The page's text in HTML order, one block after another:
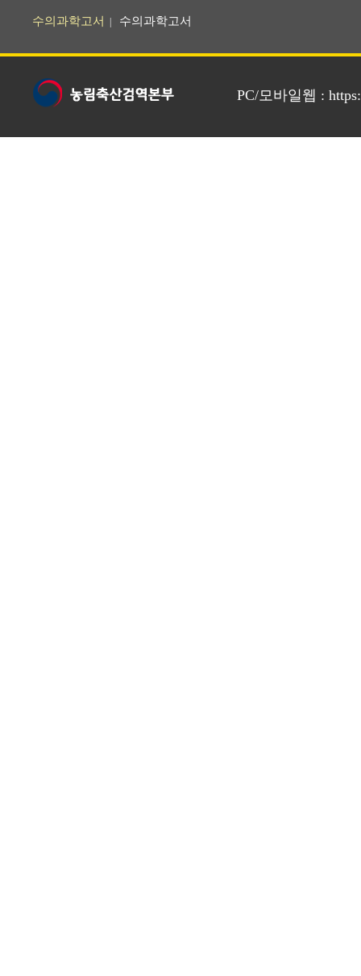
수의과학고서 수의과학고서
PC/모바일웹 :